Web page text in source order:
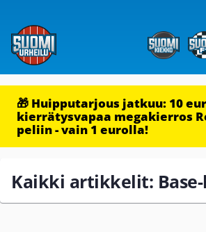
🎁 Huipputarjous jatkuu: 10
kierrätysvapaa megakierros
peliin - vain 1 eurolla!
Kaikki artikkelit: